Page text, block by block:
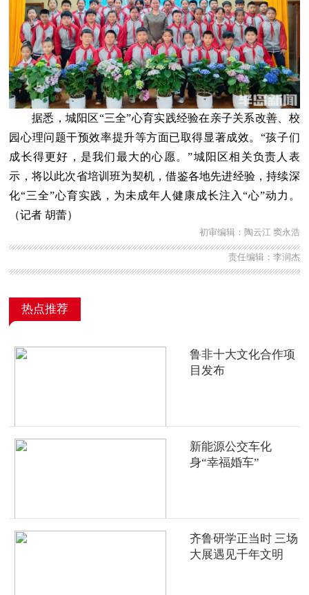
据悉，城阳区“三全”心育实践经验在亲子关系改善、校
园心理问题干预效率提升等方面已取得显著成效。“孩子们
成长得更好，是我们最大的心愿。”城阳区相关负责人表
示，将以此次省培训班为契机，借鉴各地先进经验，持续深
化“三全”心育实践，为未成年人健康成长注入“心”动力。
（记者 胡蕾）
初审编辑：陶云江 窦永浩
责任编辑：李润杰
热点推荐
鲁非十大文化合作项
目发布
新能源公交车化
身“幸福婚车”
齐鲁研学正当时 三场
大展遇见千年文明